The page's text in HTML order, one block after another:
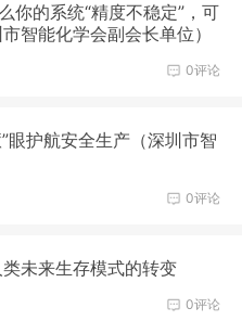
你的系统“精度不稳定”，可
智能化学会副会长单位）
0评论
眼护航安全生产（深圳市智
0评论
未来生存模式的转变
0评论